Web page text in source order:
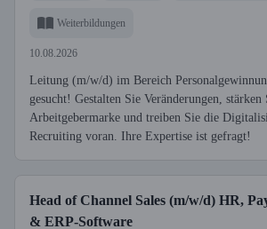
Weiterbildungen
10.08.2026
Leitung (m/w/d) im Bereich
gesucht! Gestalten Sie Veränderungen, stärken
Arbeitgebermarke und treiben Sie die
Recruiting voran. Ihre Expertise ist gefragt!
Head of Channel Sales (m/w/d) HR,
& ERP-Software